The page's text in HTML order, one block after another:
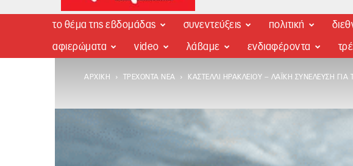
το θέμα της εβδομάδας συνεντεύξεις πολιτική
αφιερώματα video λάβαμε ενδιαφέροντα
ΑΡΧΙΚΉ ΤΡΈΧΟΝΤΑ ΝΈΑ ΚΑΣΤΈΛΛΙ ΗΡΑΚΛΕΊΟΥ – ΛΑΪΚΉ ΣΥΝΈΛΕΥΣΗ